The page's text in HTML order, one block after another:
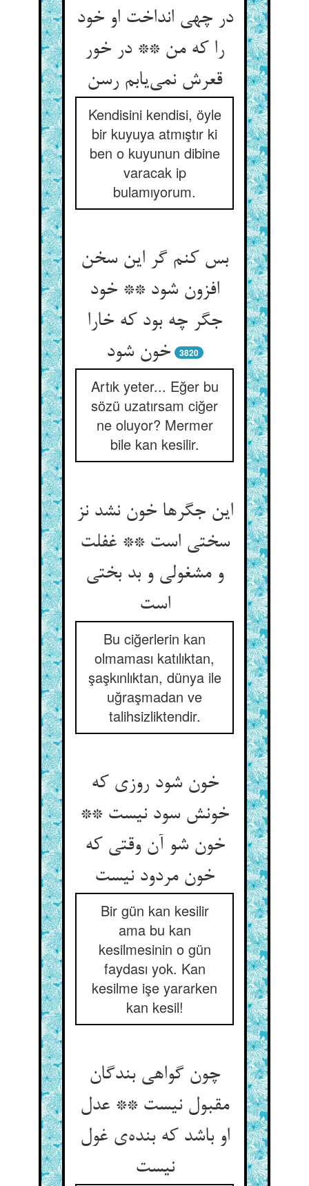
در چهی انداخت او خود
را که من ** در خور
Kendisini kendisi, öyle
bir kuyuya atmıştır ki
ben o kuyunun dibine
varacak ip
bulamıyorum.
بس کنم گر این سخن
افزون شود ** خود
جگر چه بود که خارا
خون شود
3820
Artık yeter... Eğer bu
sözü uzatırsam ciğer
ne oluyor? Mermer
bile kan kesilir.
این جگرها خون نشد نز
سختی است ** غفلت
و مشغولی و بد بختی
است‌‌
Bu ciğerlerin kan
olmaması katılıktan,
şaşkınlıktan, dünya ile
uğraşmadan ve
talihsizliktendir.
خون شود روزی که
خونش سود نیست **
خون شو آن وقتی که
Bir gün kan kesilir
ama bu kan
kesilmesinin o gün
faydası yok. Kan
kesilme işe yararken
kan kesil!
چون گواهی بندگان
مقبول نیست ** عدل
او باشد که بنده‌‌ی غول
نیست‌‌